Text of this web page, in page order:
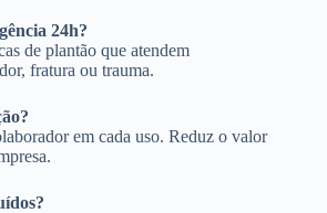
24h?
de plantão que atendem
fratura ou trauma.
em cada uso. Reduz o valor